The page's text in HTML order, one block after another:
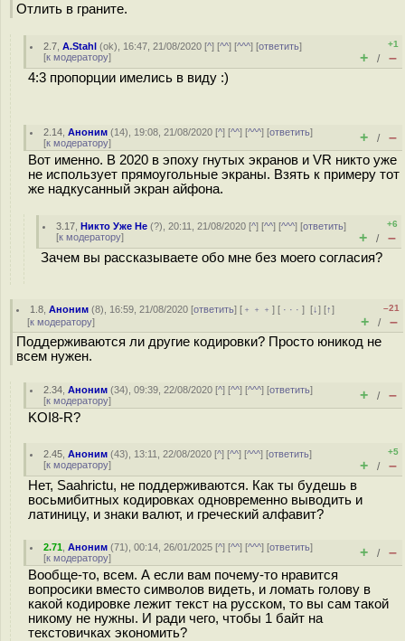
Отлить в граните.
2.7 ,A.Stahl (ok), 16:47, 21/08/2020 [^] [^^] [^^^] [ответить]
[к модератору]
+1
+ / –
4:3 пропорции имелись в виду :)
2.14 ,Аноним (14), 19:08, 21/08/2020 [^] [^^] [^^^] [ответить]
[к модератору] + / –
Вот именно. В 2020 в эпоху гнутых экранов и VR никто уже
не использует прямоугольные экраны. Взять к примеру тот
же надкусанный экран айфона.
3.17 ,Никто Уже Не (?), 20:11, 21/08/2020 [^] [^^] [^^^] [ответить]
[к модератору]
+6
+ / –
Зачем вы рассказываете обо мне без моего согласия?
1.8 ,Аноним (8), 16:59, 21/08/2020 [ответить] [ ﹢﹢﹢] [ · · ·][↓] [↑]
[к модератору]
–21
+ / –
Поддерживаются ли другие кодировки? Просто юникод не
всем нужен.
2.34 ,Аноним (34), 09:39, 22/08/2020 [^] [^^] [^^^] [ответить]
[к модератору] + / –
KOI8-R?
2.45 ,Аноним (43), 13:11, 22/08/2020 [^] [^^] [^^^] [ответить]
[к модератору]
+5
+ / –
Нет, Saahrictu, не поддерживаются. Как ты будешь в
восьмибитных кодировках одновременно выводить и
латиницу, и знаки валют, и греческий алфавит?
2.71 ,Аноним (71), 00:14, 26/01/2025 [^] [^^] [^^^] [ответить]
[к модератору] + / –
Вообще-то, всем. А если вам почему-то нравится
вопросики вместо символов видеть, и ломать голову в
какой кодировке лежит текст на русском, то вы сам такой
никому не нужны. И ради чего, чтобы 1 байт на
текстовичках экономить?